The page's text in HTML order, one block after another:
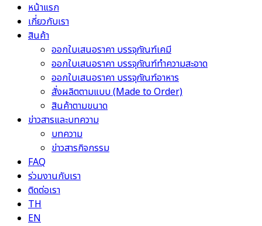
หน้าแรก
เกี่ยวกับเรา
สินค้า
ออกใบเสนอราคา บรรจุภัณฑ์เคมี
ออกใบเสนอราคา บรรจุภัณฑ์ทำความสะอาด
ออกใบเสนอราคา บรรจุภัณฑ์อาหาร
สั่งผลิตตามแบบ (Made to Order)
สินค้าตามขนาด
ข่าวสารและบทความ
บทความ
ข่าวสารกิจกรรม
FAQ
ร่วมงานกับเรา
ติดต่อเรา
TH
EN